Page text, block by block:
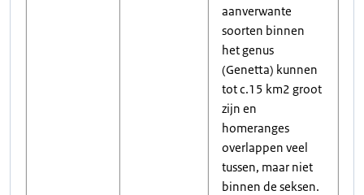
aanverwante
soorten binnen
het genus
(Genetta) kunnen
tot c.15 km2 groot
zijn en
homeranges
overlappen veel
tussen, maar niet
binnen de seksen.